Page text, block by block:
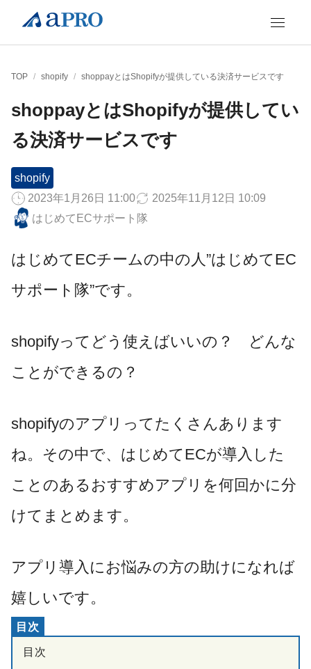
TOP / shopify / shoppayとはShopifyが提供している決済サービスです
shoppayとはShopifyが提供してい
る決済サービスです
shopify
2023年1月26日 11:00
2025年11月12日 10:09
はじめてECサポート隊
はじめてECチームの中の人”はじめてEC
サポート隊”です。
shopifyってどう使えばいいの？ どんな
ことができるの？
shopifyのアプリってたくさんあります
ね。その中で、はじめてECが導入した
ことのあるおすすめアプリを何回かに分
けてまとめます。
アプリ導入にお悩みの方の助けになれば
嬉しいです。